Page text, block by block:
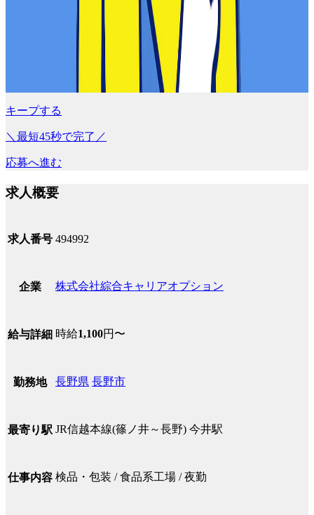
キープする
＼最短45秒で完了／
応募へ進む
求人概要
求人番号 494992
企業 株式会社綜合キャリアオプション
給与詳細 時給1,100円〜
勤務地 長野県 長野市
最寄り駅 JR信越本線(篠ノ井～長野) 今井駅
仕事内容 検品・包装 / 食品系工場 / 夜勤